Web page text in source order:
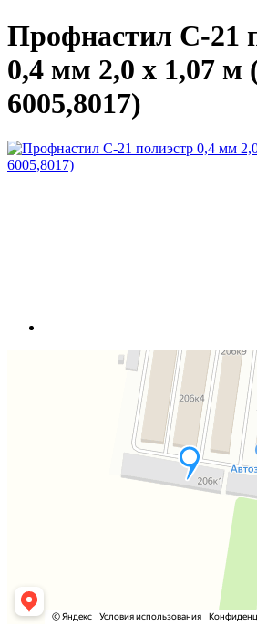
Профнастил С-21
0,4 мм 2,0 х 1,07 м
6005,8017)